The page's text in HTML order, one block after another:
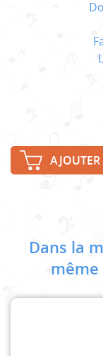
AJOUTER
Dans la